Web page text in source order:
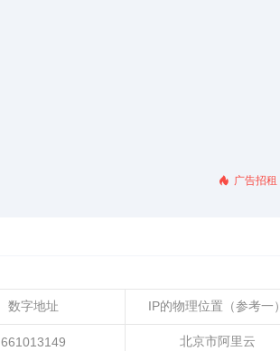
广告招租
数字地址 IP的物理位置（参考一）
661013149 北京市阿里云